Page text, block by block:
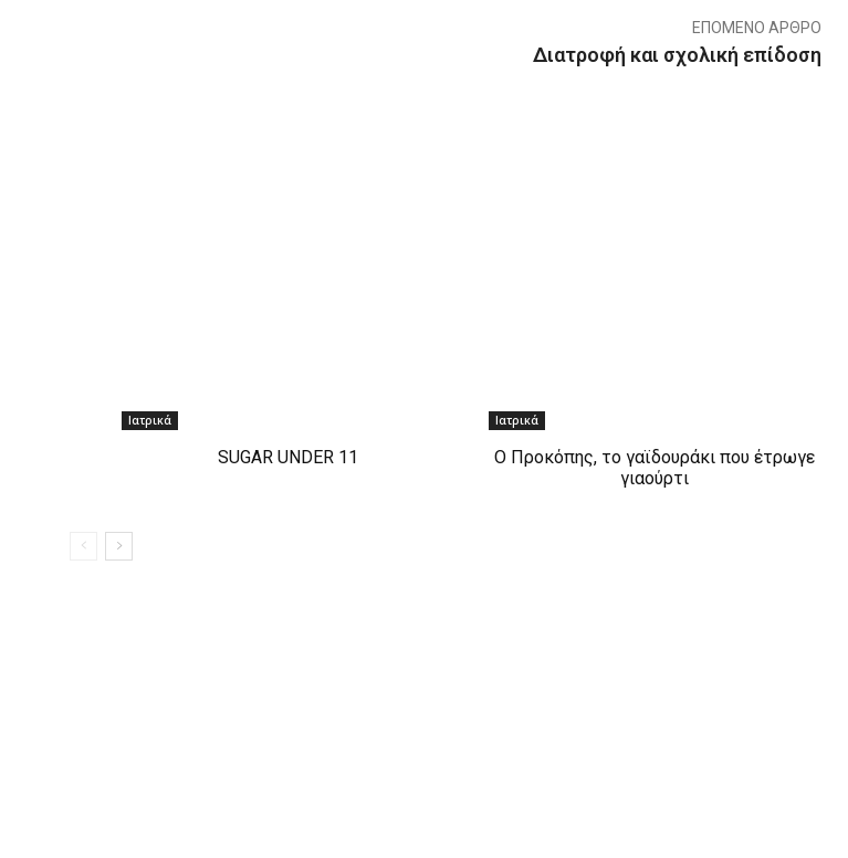
ΕΠΌΜΕΝΟ ΆΡΘΡΟ
Διατροφή και σχολική επίδοση
Ιατρικά
SUGAR UNDER 11
Ιατρικά
Ο Προκόπης, το γαϊδουράκι που έτρωγε
γιαούρτι